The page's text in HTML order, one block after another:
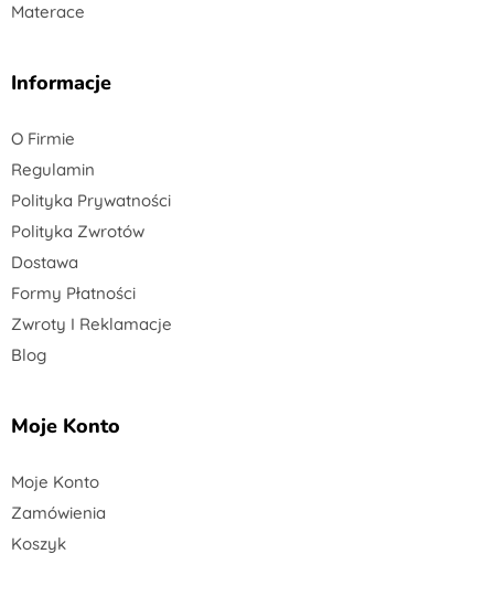
Materace
Informacje
O Firmie
Regulamin
Polityka Prywatności
Polityka Zwrotów
Dostawa
Formy Płatności
Zwroty I Reklamacje
Blog
Moje Konto
Moje Konto
Zamówienia
Koszyk